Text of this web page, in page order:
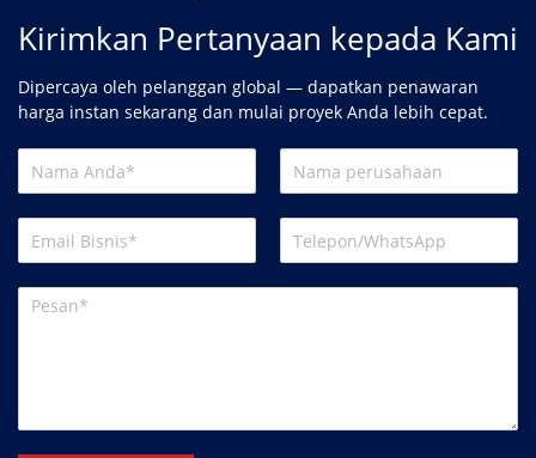
Kirimkan Pertanyaan kepada Kami
Dipercaya oleh pelanggan global — dapatkan penawaran
harga instan sekarang dan mulai proyek Anda lebih cepat.